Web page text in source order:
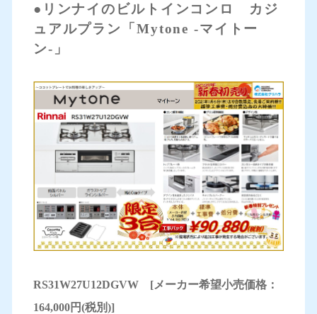
●リンナイのビルトインコンロ カジ
ュアルプラン「Mytone -マイトー
ン-」
RS31W27U12DGVW [メーカー希望小売価格：
164,000円(税別)]